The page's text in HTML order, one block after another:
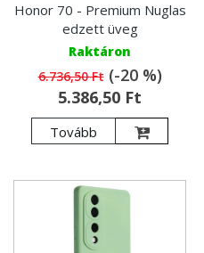
Honor 70 - Premium Nuglas
edzett üveg
Raktáron
6.736,50 Ft(-20 %)
5.386,50 Ft
Tovább